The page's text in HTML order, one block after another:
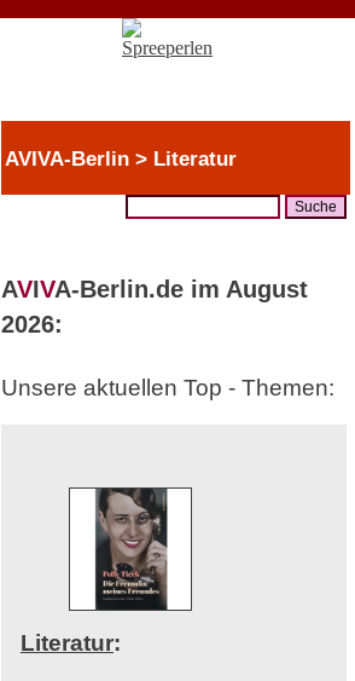
AVIVA-Berlin > Literatur
AVIVA-Berlin.de im August
2026:
Unsere aktuellen Top - Themen:
Literatur: